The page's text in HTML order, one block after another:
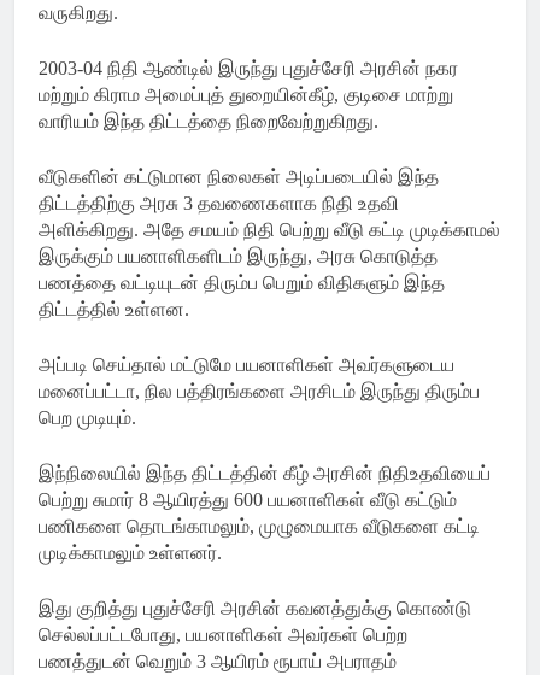
வருகிறது.
2003-04 நிதி ஆண்டில் இருந்து புதுச்சேரி அரசின் நகர
மற்றும் கிராம அமைப்புத் துறையின்கீழ், குடிசை மாற்று
வாரியம் இந்த திட்டத்தை நிறைவேற்றுகிறது.
வீடுகளின் கட்டுமான நிலைகள் அடிப்படையில் இந்த
திட்டத்திற்கு அரசு 3 தவணைகளாக நிதி உதவி
அளிக்கிறது. அதே சமயம் நிதி பெற்று வீடு கட்டி முடிக்காமல்
இருக்கும் பயனாளிகளிடம் இருந்து, அரசு கொடுத்த
பணத்தை வட்டியுடன் திரும்ப பெறும் விதிகளும் இந்த
திட்டத்தில் உள்ளன.
அப்படி செய்தால் மட்டுமே பயனாளிகள் அவர்களுடைய
மனைப்பட்டா, நில பத்திரங்களை அரசிடம் இருந்து திரும்ப
பெற முடியும்.
இந்நிலையில் இந்த திட்டத்தின் கீழ் அரசின் நிதிஉதவியைப்
பெற்று சுமார் 8 ஆயிரத்து 600 பயனாளிகள் வீடு கட்டும்
பணிகளை தொடங்காமலும், முழுமையாக வீடுகளை கட்டி
முடிக்காமலும் உள்ளனர்.
இது குறித்து புதுச்சேரி அரசின் கவனத்துக்கு கொண்டு
செல்லப்பட்டபோது, பயனாளிகள் அவர்கள் பெற்ற
பணத்துடன் வெறும் 3 ஆயிரம் ரூபாய் அபராதம்